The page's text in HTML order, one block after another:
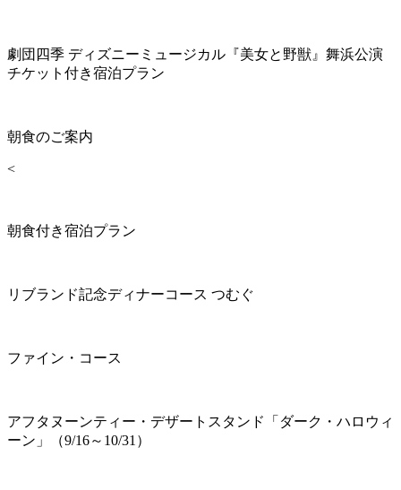
劇団四季 ディズニーミュージカル『美女と野獣』舞浜公演
チケット付き宿泊プラン
朝食のご案内
<
朝食付き宿泊プラン
リブランド記念ディナーコース つむぐ
ファイン・コース
アフタヌーンティー・デザートスタンド「ダーク・ハロウィ
ーン」（9/16～10/31）